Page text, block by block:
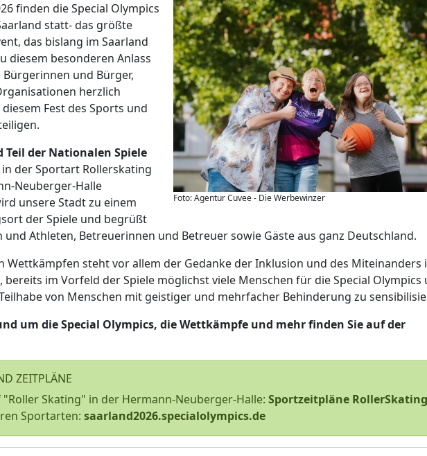
Foto: Agentur Cuvee - Die Werbewinzer
finden die Special Olympics
statt- das größte
das bislang im Saarland
diesem besonderen Anlass
und Bürger,
herzlich
Fest des Sports und
der Nationalen Spiele
der Sportart Rollerskating
Neuberger-Halle
unsere Stadt zu einem
der Spiele und begrüßt
Athleten, Betreuerinnen und Betreuer sowie Gäste aus ganz Deutschland.
Wettkämpfen steht vor allem der Gedanke der Inklusion und des Miteinanders
bereits im Vorfeld der Spiele möglichst viele Menschen für die Special Olympics
von Menschen mit geistiger und mehrfacher Behinderung zu
um die Special Olympics, die Wettkämpfe und mehr finden Sie auf der
ZEITPLÄNE
Skating" in der Hermann-Neuberger-Halle: Sportzeitpläne RollerSkating
Sportarten: saarland2026.specialolympics.de